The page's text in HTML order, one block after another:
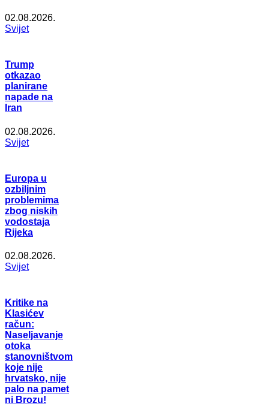
02.08.2026.
Svijet
Trump
otkazao
planirane
napade na
Iran
02.08.2026.
Svijet
Europa u
ozbiljnim
problemima
zbog niskih
vodostaja
Rijeka
02.08.2026.
Svijet
Kritike na
Klasićev
račun:
Naseljavanje
otoka
stanovništvom
koje nije
hrvatsko, nije
palo na pamet
ni Brozu!